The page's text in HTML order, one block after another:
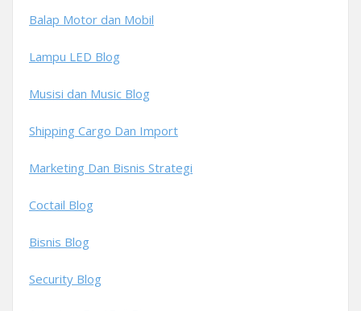
Balap Motor dan Mobil
Lampu LED Blog
Musisi dan Music Blog
Shipping Cargo Dan Import
Marketing Dan Bisnis Strategi
Coctail Blog
Bisnis Blog
Security Blog